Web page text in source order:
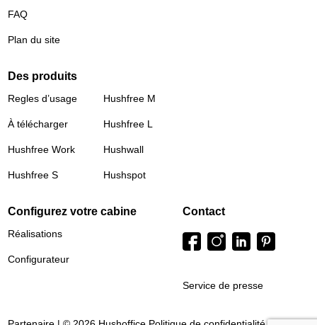
FAQ
Plan du site
Des produits
Regles d’usage
À télécharger
Hushfree Work
Hushfree S
Hushfree M
Hushfree L
Hushwall
Hushspot
Configurez votre cabine
Réalisations
Configurateur
Contact
Service de presse